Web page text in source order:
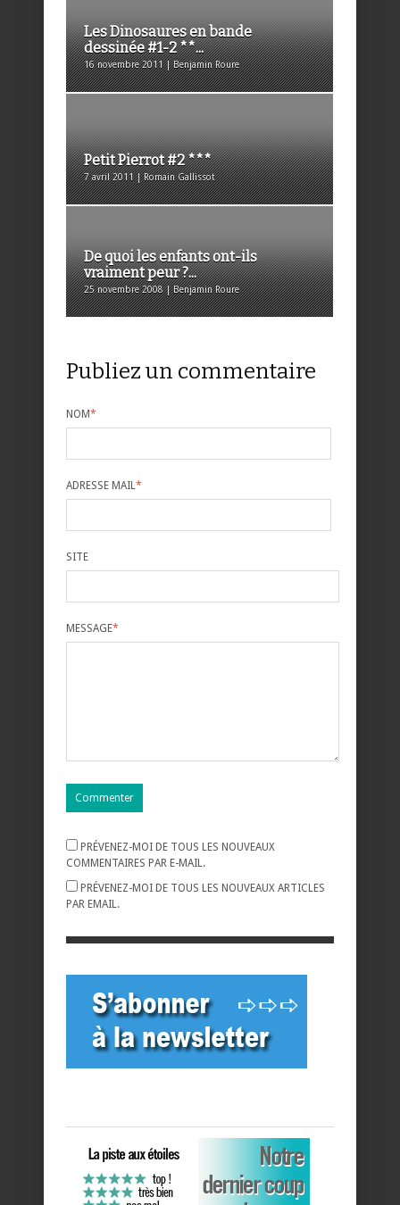
Les Dinosaures en bande
dessinée #1-2 **...
16 novembre 2011 | Benjamin Roure
Petit Pierrot #2 ***
7 avril 2011 | Romain Gallissot
De quoi les enfants ont-ils
vraiment peur ?...
25 novembre 2008 | Benjamin Roure
Publiez un commentaire
NOM*
ADRESSE MAIL *
SITE
MESSAGE*
PRÉVENEZ-MOI DE TOUS LES NOUVEAUX
COMMENTAIRES PAR E-MAIL.
PRÉVENEZ-MOI DE TOUS LES NOUVEAUX ARTICLES
PAR EMAIL.